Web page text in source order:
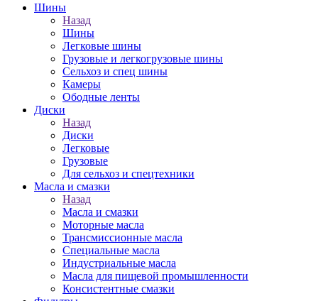
Шины
Назад
Шины
Легковые шины
Грузовые и легкогрузовые шины
Сельхоз и спец шины
Камеры
Ободные ленты
Диски
Назад
Диски
Легковые
Грузовые
Для сельхоз и спецтехники
Масла и смазки
Назад
Масла и смазки
Моторные масла
Трансмиссионные масла
Специальные масла
Индустриальные масла
Масла для пищевой промышленности
Консистентные смазки